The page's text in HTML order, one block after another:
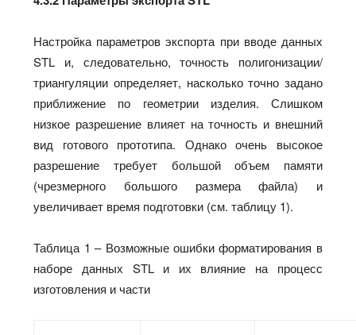
Настройка параметров экспорта при вводе данных
STL и, следовательно, точность полигонизации/
триангуляции определяет, насколько точно задано
приближение по геометрии изделия. Слишком
низкое разрешение влияет на точность и внешний
вид готового прототипа. Однако очень высокое
разрешение требует большой объем памяти
(чрезмерного большого размера файла) и
увеличивает время подготовки (см. таблицу 1).
Таблица 1 – Возможные ошибки форматирования в
наборе данных STL и их влияние на процесс
изготовления и части